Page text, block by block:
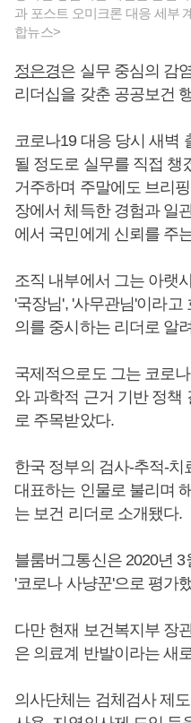
과 포스트 오미크론 대응 세부
합뉴스>
정은경은 실무 중심의 감
리더십을 갖춘 공공보건
코로나19 대응 당시 새벽
될 정도로 실무를 직접 챙
거주하며 주말에도 브리
장에서 체득한 경험과 일
에서 국민에게 신뢰를 주
조직 내부에서 그는 아랫
'국장님', '사무관님'이라고
의를 중시하는 리더로 알
국제적으로도 그는 코로
와 과학적 근거 기반 정책
로 주목받았다.
한국 정부의 검사-추적-
대표하는 인물로 불리며
는 보건 리더로 소개됐다.
블룸버그통신은 2020년 3
'코로나 사냥꾼'으로 평가
다만 현재 보건복지부 장
은 의료계 반발이라는 새
의사단체는 검체검사 제